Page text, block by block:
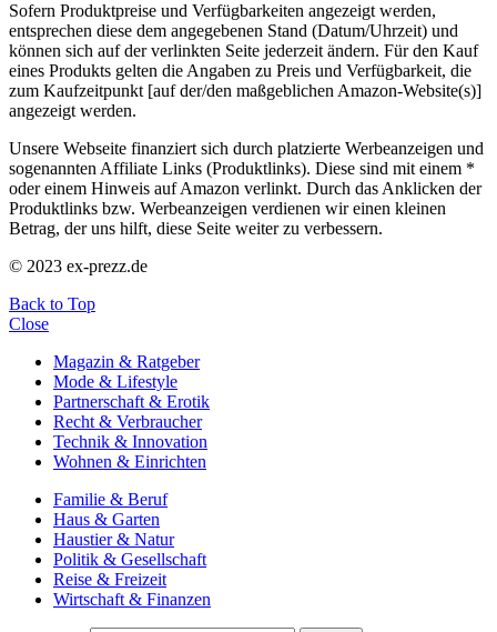
Sofern Produktpreise und Verfügbarkeiten angezeigt werden,
entsprechen diese dem angegebenen Stand (Datum/Uhrzeit) und
können sich auf der verlinkten Seite jederzeit ändern. Für den Kauf
eines Produkts gelten die Angaben zu Preis und Verfügbarkeit, die
zum Kaufzeitpunkt [auf der/den maßgeblichen Amazon-Website(s)]
angezeigt werden.
Unsere Webseite finanziert sich durch platzierte Werbeanzeigen und
sogenannten Affiliate Links (Produktlinks). Diese sind mit einem *
oder einem Hinweis auf Amazon verlinkt. Durch das Anklicken der
Produktlinks bzw. Werbeanzeigen verdienen wir einen kleinen
Betrag, der uns hilft, diese Seite weiter zu verbessern.
© 2023 ex-prezz.de
Back to Top
Close
Magazin & Ratgeber
Mode & Lifestyle
Partnerschaft & Erotik
Recht & Verbraucher
Technik & Innovation
Wohnen & Einrichten
Familie & Beruf
Haus & Garten
Haustier & Natur
Politik & Gesellschaft
Reise & Freizeit
Wirtschaft & Finanzen